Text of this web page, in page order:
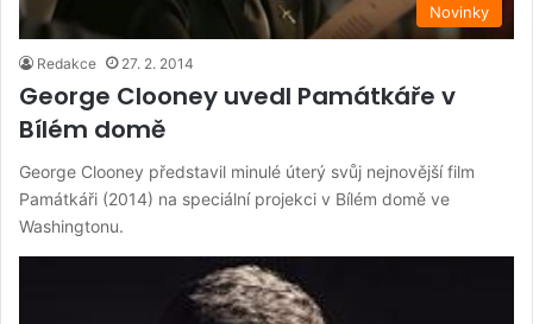
Novinky
Redakce 27. 2. 2014
George Clooney uvedl Památkáře v
Bílém domě
George Clooney představil minulé úterý svůj nejnovější film
Památkáři (2014) na speciální projekci v Bílém domě ve
Washingtonu.